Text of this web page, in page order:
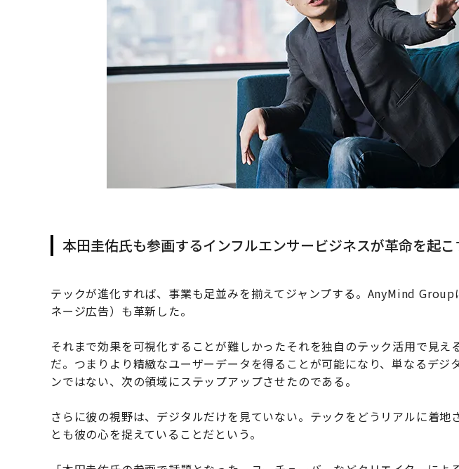
本田圭佑氏も参画するインフルエンサービジネスが革命を起こ
テックが進化すれば、事業も足並みを揃えてジャンプする。AnyMind Group
ネージ広告）も革新した。
それまで効果を可視化することが難しかったそれを独自のテック活用で見え
だ。つまりより精緻なユーザーデータを得ることが可能になり、単なるデジ
ンではない、次の領域にステップアップさせたのである。
さらに彼の視野は、デジタルだけを見ていない。テックをどうリアルに着地
とも彼の心を捉えていることだという。